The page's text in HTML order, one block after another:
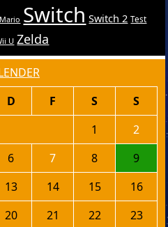
Switch Switch 2 Test
U Zelda
D F S
S
1
2
6 7 8
9
13 14 15
16
20 21 22
23